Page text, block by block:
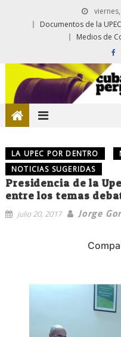
Documentos de la UPEC
Medios de
LA UPEC POR DENTRO
NOTICIAS SUGERIDAS
Presidencia de la
entre los temas
julio 20, 2017 Jorge